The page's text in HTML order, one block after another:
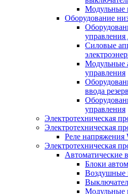
Модульные
Оборудование
управления
Силовые
Модульные
управления
ввода
управления
Электротехническая
Электротехническая
Реле напряжения
Электротехническая
Автоматические
Блоки
Воздушные
Модульные